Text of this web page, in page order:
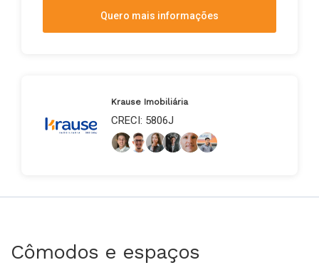
Quero mais informações
Krause Imobiliária
CRECI: 5806J
Cômodos e espaços